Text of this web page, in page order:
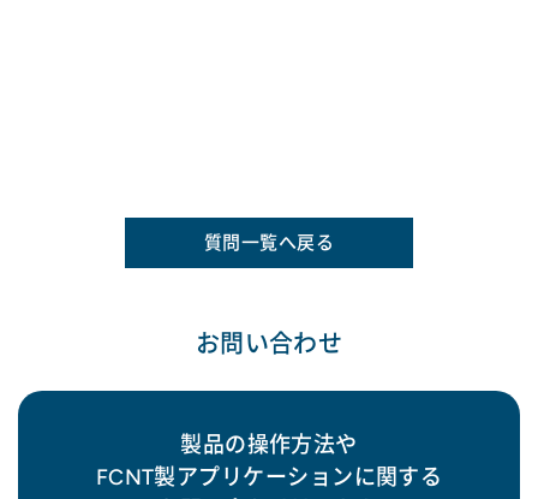
質問一覧へ戻る
お問い合わせ
製品の操作方法や
FCNT製アプリケーションに関する